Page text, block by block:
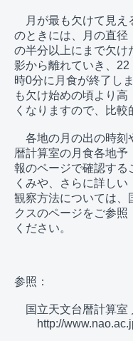
月が最も欠けて見え
のときには、月の直径
の半分以上にまで欠け
影から離れていき、22
時0分に月食が終了し
も欠け始めの頃より高
くなりますので、比較
各地の月の出の時刻
暦計算室の月食各地予
報のページで確認する
くみや、さらに詳しい
観察方法については、
クスのページをご参照
ください。
参照：
国立天文台暦計算室
http://